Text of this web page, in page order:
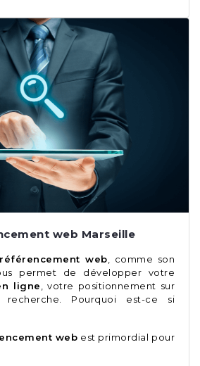
web Marseille
web, comme son
permet de développer votre
ligne, votre positionnement sur
Pourquoi est-ce si
web est primordial pour